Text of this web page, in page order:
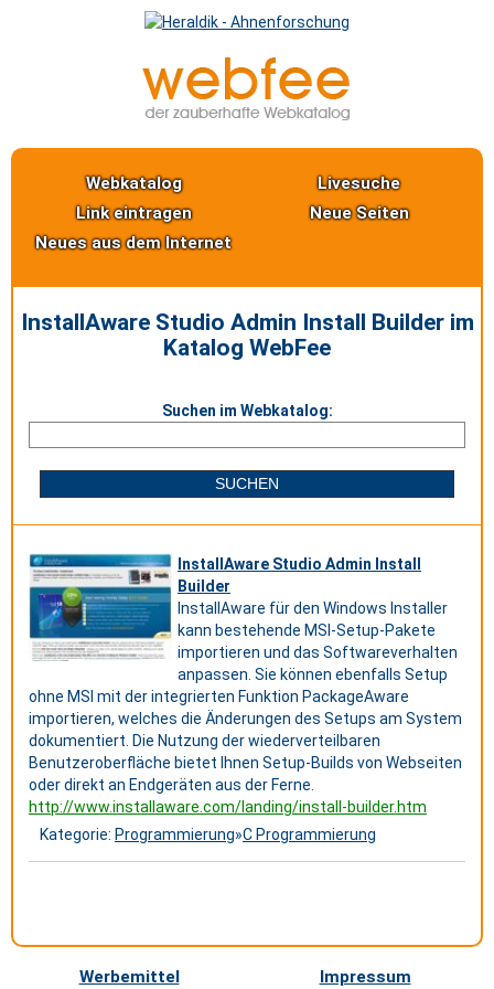
Webkatalog
Livesuche
Link eintragen
Neue Seiten
Neues aus dem Internet
InstallAware Studio Admin Install Builder im
Katalog WebFee
Suchen im Webkatalog:
InstallAware Studio Admin Install
Builder
InstallAware für den Windows Installer
kann bestehende MSI-Setup-Pakete
importieren und das Softwareverhalten
anpassen. Sie können ebenfalls Setup
ohne MSI mit der integrierten Funktion PackageAware
importieren, welches die Änderungen des Setups am System
dokumentiert. Die Nutzung der wiederverteilbaren
Benutzeroberfläche bietet Ihnen Setup-Builds von Webseiten
oder direkt an Endgeräten aus der Ferne.
http://www.installaware.com/landing/install-builder.htm
Kategorie: Programmierung»C Programmierung
Werbemittel Impressum